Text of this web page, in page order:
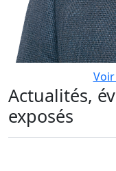
Actualités,
exposés